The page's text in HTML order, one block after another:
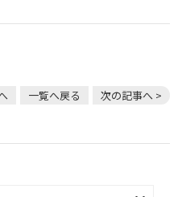
一覧へ戻る 次の記事へ >